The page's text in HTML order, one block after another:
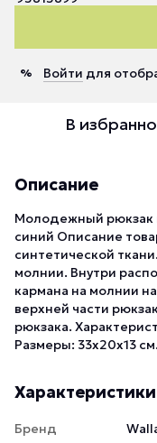
% Войти для
В
Описание
Молодежный рюкзак
синий Описание
синтетической
молнии. Внутри
кармана на молнии
верхней части
рюкзака.
Размеры: 33х20х13
Характеристики
Бренд